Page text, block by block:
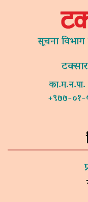
सूचना
+९७७-